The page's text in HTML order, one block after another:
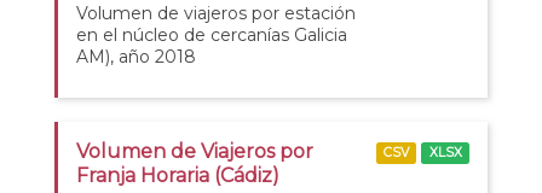
Volumen de viajeros por estación
en el núcleo de cercanías Galicia
AM), año 2018
Volumen de Viajeros por
Franja Horaria (Cádiz)
CSV XLSX